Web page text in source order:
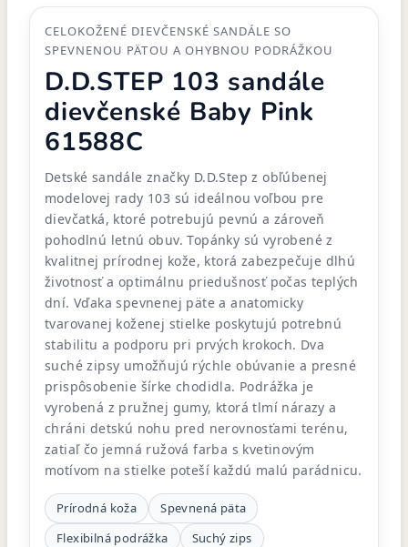
CELOKOŽENÉ DIEVČENSKÉ SANDÁLE SO
SPEVNENOU PÄTOU A OHYBNOU PODRÁŽKOU
D.D.STEP 103 sandále
dievčenské Baby Pink
61588C
Detské sandále značky D.D.Step z obľúbenej
modelovej rady 103 sú ideálnou voľbou pre
dievčatká, ktoré potrebujú pevnú a zároveň
pohodlnú letnú obuv. Topánky sú vyrobené z
kvalitnej prírodnej kože, ktorá zabezpečuje dlhú
životnosť a optimálnu priedušnosť počas teplých
dní. Vďaka spevnenej päte a anatomicky
tvarovanej koženej stielke poskytujú potrebnú
stabilitu a podporu pri prvých krokoch. Dva
suché zipsy umožňujú rýchle obúvanie a presné
prispôsobenie šírke chodidla. Podrážka je
vyrobená z pružnej gumy, ktorá tlmí nárazy a
chráni detskú nohu pred nerovnosťami terénu,
zatiaľ čo jemná ružová farba s kvetinovým
motívom na stielke poteší každú malú parádnicu.
Prírodná koža
Spevnená päta
Flexibilná podrážka
Suchý zips